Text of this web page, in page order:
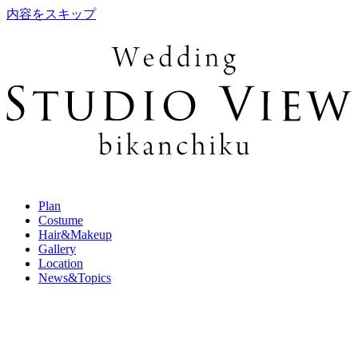
内容をスキップ
Plan
Costume
Hair&Makeup
Gallery
Location
News&Topics